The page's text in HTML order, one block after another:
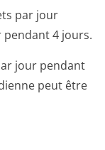
par jour
4 jours.
jour pendant
peut être